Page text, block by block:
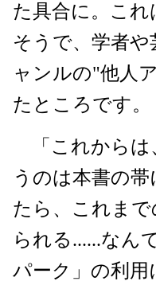
た具合に。こ
そうで、学者
ャンルの"他人
たところです。
「これからは
うのは本書の
たら、これま
られる......な
パーク」の利